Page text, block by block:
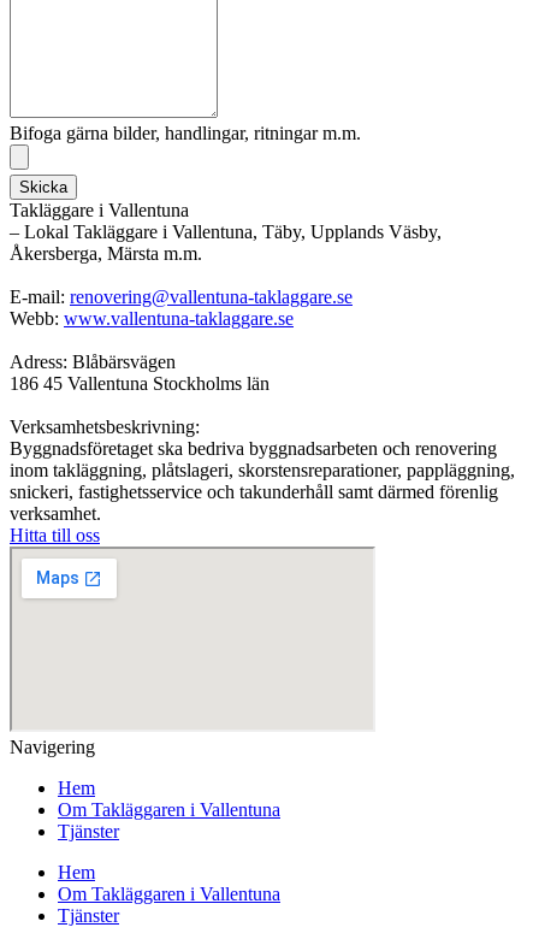
Bifoga gärna bilder, handlingar, ritningar m.m.
Skicka
Takläggare i Vallentuna
– Lokal Takläggare i Vallentuna, Täby, Upplands Väsby,
Åkersberga, Märsta m.m.
E-mail: renovering@vallentuna-taklaggare.se
Webb: www.vallentuna-taklaggare.se
Adress: Blåbärsvägen
186 45 Vallentuna Stockholms län
Verksamhetsbeskrivning:
Byggnadsföretaget ska bedriva byggnadsarbeten och renovering
inom takläggning, plåtslageri, skorstensreparationer, pappläggning,
snickeri, fastighetsservice och takunderhåll samt därmed förenlig
verksamhet.
Hitta till oss
Navigering
Hem
Om Takläggaren i Vallentuna
Tjänster
Hem
Om Takläggaren i Vallentuna
Tjänster